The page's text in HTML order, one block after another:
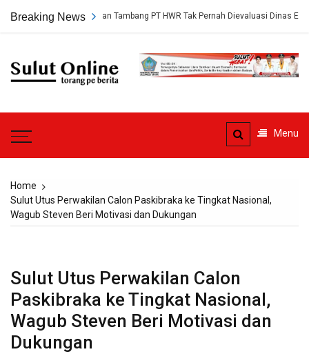
Breaking News
Persetujuan Tambang PT HWR Tak Pernah Dievaluasi Dinas ESDM
Sulut
Menu
Home
Sulut Utus Perwakilan Calon Paskibraka ke Tingkat Nasional,
Wagub Steven Beri Motivasi dan Dukungan
Sulut Utus Perwakilan Calon
Paskibraka ke Tingkat Nasional,
Wagub Steven Beri Motivasi dan
Dukungan